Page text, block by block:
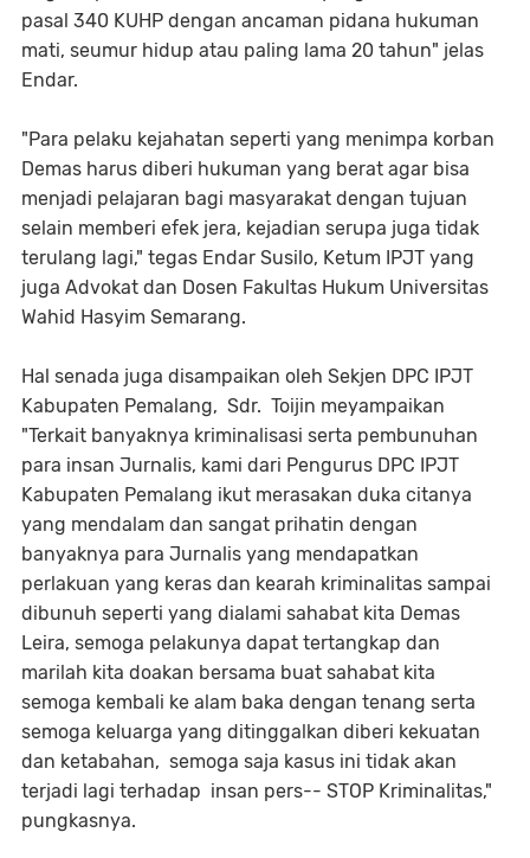
pasal 340 KUHP dengan ancaman pidana hukuman
mati, seumur hidup atau paling lama 20 tahun" jelas
Endar.
"Para pelaku kejahatan seperti yang menimpa korban
Demas harus diberi hukuman yang berat agar bisa
menjadi pelajaran bagi masyarakat dengan tujuan
selain memberi efek jera, kejadian serupa juga tidak
terulang lagi," tegas Endar Susilo, Ketum IPJT yang
juga Advokat dan Dosen Fakultas Hukum Universitas
Wahid Hasyim Semarang.
Hal senada juga disampaikan oleh Sekjen DPC IPJT
Kabupaten Pemalang, Sdr. Toijin meyampaikan
"Terkait banyaknya kriminalisasi serta pembunuhan
para insan Jurnalis, kami dari Pengurus DPC IPJT
Kabupaten Pemalang ikut merasakan duka citanya
yang mendalam dan sangat prihatin dengan
banyaknya para Jurnalis yang mendapatkan
perlakuan yang keras dan kearah kriminalitas sampai
dibunuh seperti yang dialami sahabat kita Demas
Leira, semoga pelakunya dapat tertangkap dan
marilah kita doakan bersama buat sahabat kita
semoga kembali ke alam baka dengan tenang serta
semoga keluarga yang ditinggalkan diberi kekuatan
dan ketabahan, semoga saja kasus ini tidak akan
terjadi lagi terhadap insan pers-- STOP Kriminalitas,"
pungkasnya.